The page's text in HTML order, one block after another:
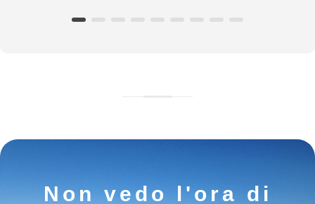
Non vedo l'ora di